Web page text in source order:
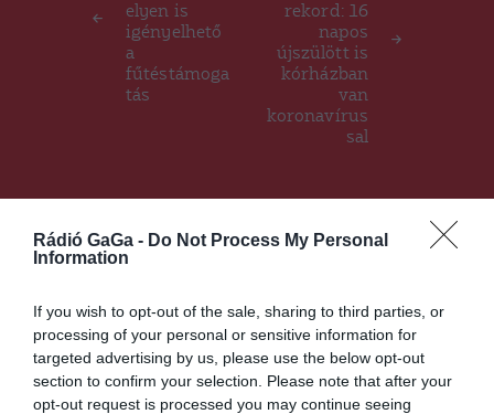
Rádió GaGa - Do Not Process My Personal
Information
If you wish to opt-out of the sale, sharing to third parties, or
processing of your personal or sensitive information for
targeted advertising by us, please use the below opt-out
section to confirm your selection. Please note that after your
opt-out request is processed you may continue seeing
elyen is
igényelhető
a
fűtéstámoga
tás
rekord: 16
napos
újszülött is
kórházban
van
koronavírus
sal
HÍRLISTA
Sikeres lesz a bölcsőde-
program